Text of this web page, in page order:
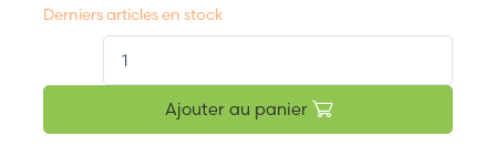
Derniers articles en stock
Ajouter au panier